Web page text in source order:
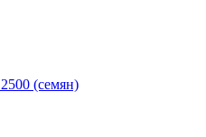
(семян)